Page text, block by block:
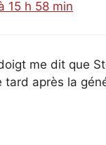
15 h 58 min
me dit que
tard après la